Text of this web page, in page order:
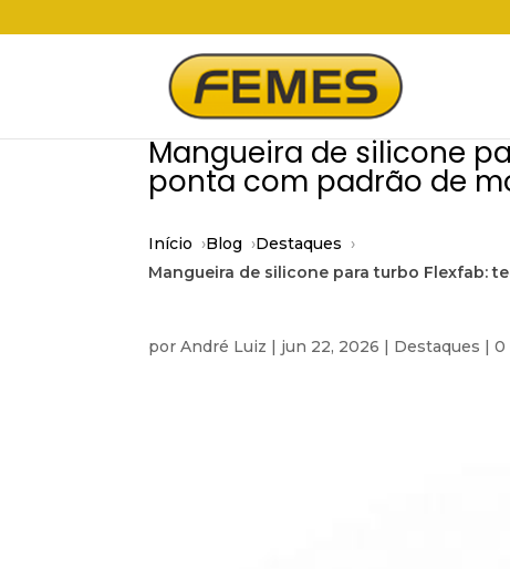
Mangueira de silicone
ponta com padrão de
Início Blog
Destaques
Mangueira de silicone para turbo Flexfab:
porAndré Luiz | jun 22, 2026 | Destaques |0